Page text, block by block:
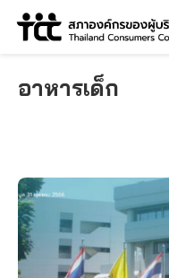
Skip
อาหารเด็ก